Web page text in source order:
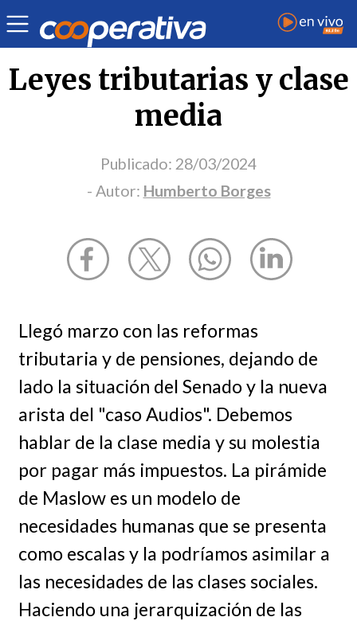
Opinión | Humberto Borges
Leyes tributarias y clase
media
Publicado: 28/03/2024
- Autor: Humberto Borges
Llegó marzo con las reformas
tributaria y de pensiones, dejando de
lado la situación del Senado y la nueva
arista del "caso Audios". Debemos
hablar de la clase media y su molestia
por pagar más impuestos. La pirámide
de Maslow es un modelo de
necesidades humanas que se presenta
como escalas y la podríamos asimilar a
las necesidades de las clases sociales.
Haciendo una jerarquización de las